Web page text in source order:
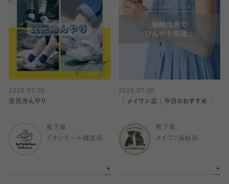
2026.07.05
足元冷んやり
靴下屋
イオンモール橿原店
2026.07.05
〈 メイワン店｜今日のおすすめ 〉
靴下屋
メイワン浜松店